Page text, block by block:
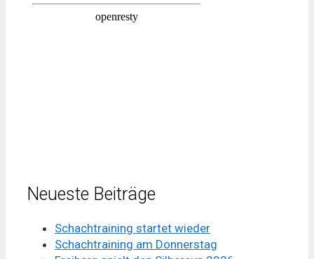
Neueste Beiträge
Schachtraining startet wieder
Schachtraining am Donnerstag